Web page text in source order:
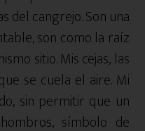
del cangrejo. Son una
son como la raíz
sitio. Mis cejas, las
se cuela el aire. Mi
sin permitir que un
símbolo de